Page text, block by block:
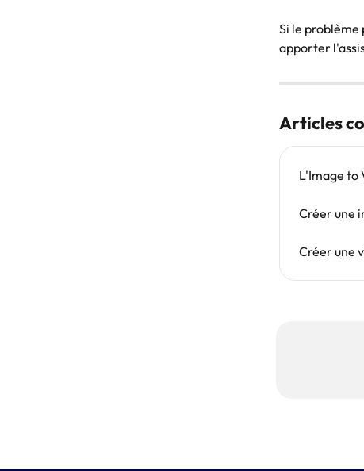
Si le problème
apporter
Articles
L'Image to
Créer une
Créer une